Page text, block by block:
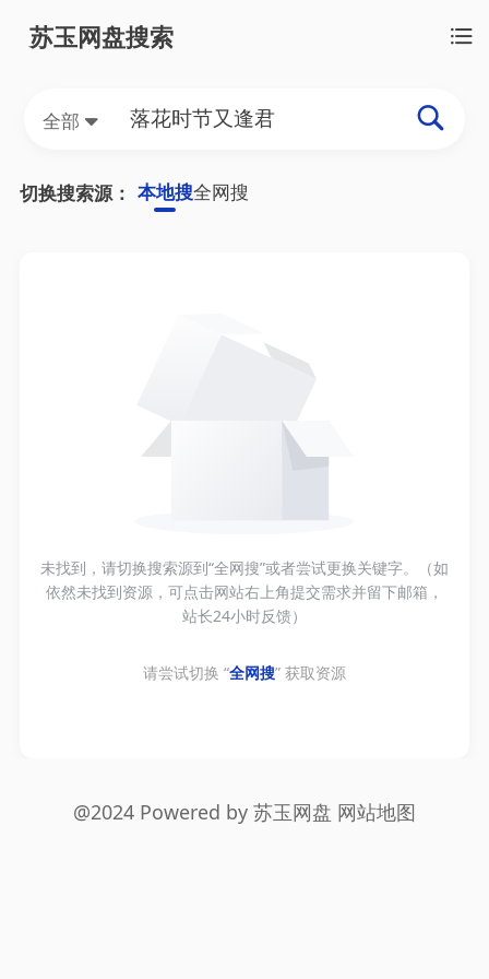
苏玉网盘搜索
全部
切换搜索源： 本地搜全网搜
未找到，请切换搜索源到“全网搜”或者尝试更换关键字。（如
依然未找到资源，可点击网站右上角提交需求并留下邮箱，
站长24小时反馈）
请尝试切换 “全网搜” 获取资源
@2024 Powered by 苏玉网盘 网站地图